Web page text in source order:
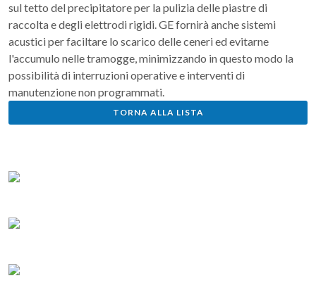
sul tetto del precipitatore per la pulizia delle piastre di
raccolta e degli elettrodi rigidi. GE fornirà anche sistemi
acustici per faciltare lo scarico delle ceneri ed evitarne
l'accumulo nelle tramogge, minimizzando in questo modo la
possibilità di interruzioni operative e interventi di
manutenzione non programmati.
TORNA ALLA LISTA